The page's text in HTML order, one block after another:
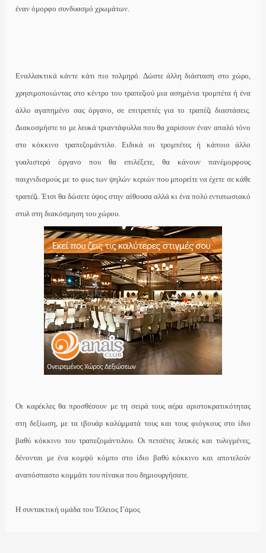
έναν όμορφο συνδυασμό χρωμάτων.
Εναλλακτικά κάντε κάτι πιο τολμηρό. Δώστε άλλη διάσταση στο χώρο,
χρησιμοποιώντας στο κέντρο του τραπεζιού μια ασημένια τρομπέτα ή ένα
άλλο αγαπημένο σας όργανο, σε επιτρεπτές για το τραπέζι διαστάσεις.
Διακοσμήστε το με λευκά τριαντάφυλλα που θα χαρίσουν έναν απαλό τόνο
στο κόκκινο τραπεζομάντιλο. Ειδικά οι τρομπέτες ή κάποιο άλλο
γυαλιστερό όργανο που θα επιλέξετε, θα κάνουν πανέμορφους
παιχνιδισμούς με το φως των ψηλών κεριών που μπορείτε να έχετε σε κάθε
τραπέζι. Έτσι θα δώσετε ύψος στην αίθουσα αλλά κι ένα πολύ εντυπωσιακό
στυλ στη διακόσμηση του χώρου.
Οι καρέκλες θα προσθέσουν με τη σειρά τους αέρα αριστοκρατικότητας
στη δεξίωση, με τα ιβουάρ καλύμματά τους και τους φιόγκους στο ίδιο
βαθύ κόκκινο του τραπεζομάντιλου. Οι πετσέτες λευκές και τυλιγμένες,
δένονται με ένα κομψό κόμπο στο ίδιο βαθύ κόκκινο και αποτελούν
αναπόσπαστο κομμάτι του πίνακα που δημιουργήσατε.
Η συντακτική ομάδα του Τέλειος Γάμος